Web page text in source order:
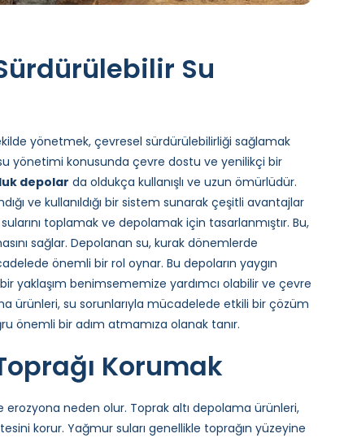
Su
yönetmek, çevresel sürdürülebilirliği sağlamak
yönetimi konusunda çevre dostu ve yenilikçi bir
depolar da oldukça kullanışlı ve uzun ömürlüdür.
ve kullanıldığı bir sistem sunarak çeşitli avantajlar
toplamak ve depolamak için tasarlanmıştır. Bu,
sağlar. Depolanan su, kurak dönemlerde
önemli bir rol oynar. Bu depoların yaygın
yaklaşım benimsememize yardımcı olabilir ve çevre
ürünleri, su sorunlarıyla mücadelede etkili bir çözüm
önemli bir adım atmamıza olanak tanır.
Korumak
erozyona neden olur. Toprak altı depolama ürünleri,
korur. Yağmur suları genellikle toprağın yüzeyine